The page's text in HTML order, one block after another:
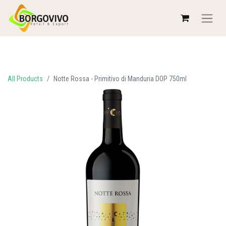
All Products Notte Rossa - Primitivo di Manduria DOP 750ml